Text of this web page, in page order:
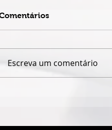
AGOSTO
Escreva um comentário